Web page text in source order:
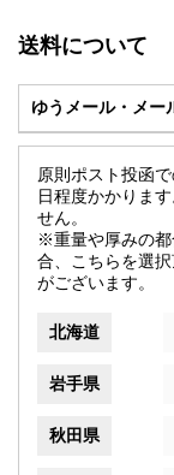
送料について
ゆうメール・メー
原則ポスト投函
日程度かかりま
せん。
※重量や厚みの都
合、こちらを選
がございます。
北海道
岩手県
秋田県